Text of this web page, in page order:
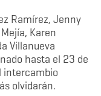
Ramírez, Jenny
Karen
Villanueva
hasta el 23 de
intercambio
olvidarán.